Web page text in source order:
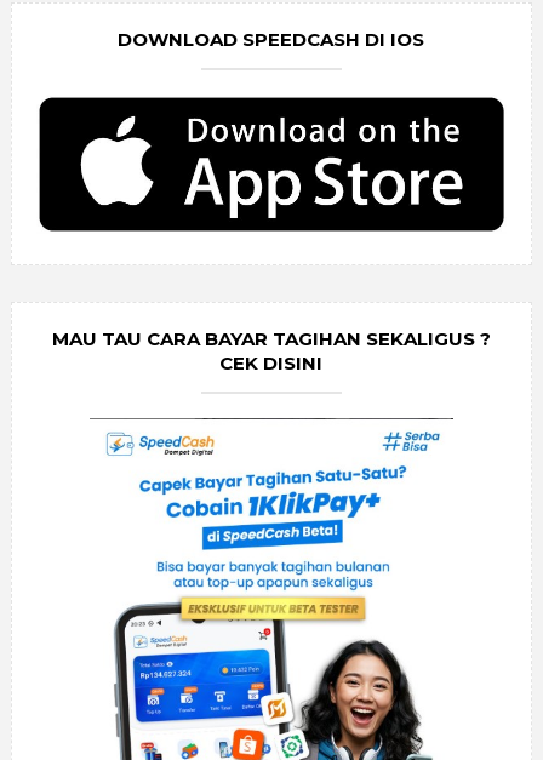
DOWNLOAD SPEEDCASH DI IOS
MAU TAU CARA BAYAR TAGIHAN SEKALIGUS ?
CEK DISINI